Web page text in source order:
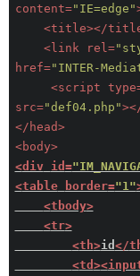
content="IE=edge"
<title></
<link rel =
href="INTER-
<script type
src="def04.php">
</ head>
<body>
<div id =
<table border="1"
<tbody>
<tr>
<th>id </
<td ><